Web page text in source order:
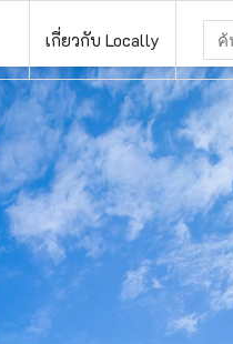
เกี่ยวกับ Locally